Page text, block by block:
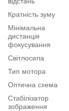
Кратність зуму
Мінімальна
дистанція
фокусування
Світлосила
Тип мотора
Оптична схема
Стабілізатор
зображення